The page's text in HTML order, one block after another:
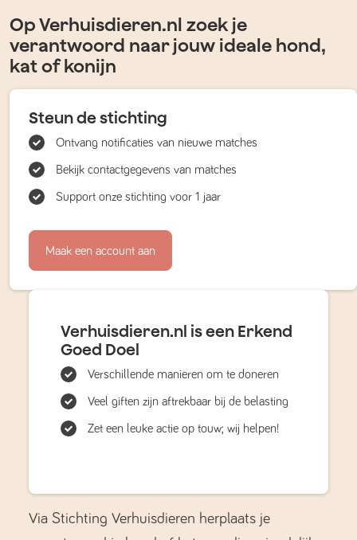
Op Verhuisdieren.nl zoek je
verantwoord naar jouw ideale hond,
kat of konijn
Steun de stichting
Ontvang notificaties van nieuwe matches
Bekijk contactgegevens van matches
Support onze stichting voor 1 jaar
Maak een account aan
Verhuisdieren.nl is een Erkend
Goed Doel
Verschillende manieren om te doneren
Veel giften zijn aftrekbaar bij de belasting
Zet een leuke actie op touw; wij helpen!
Via Stichting Verhuisdieren herplaats je